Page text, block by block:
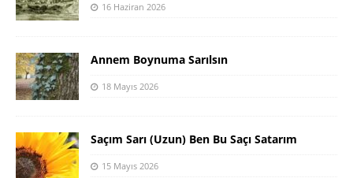
16 Haziran 2026
Annem Boynuma Sarılsın
18 Mayıs 2026
Saçım Sarı (Uzun) Ben Bu Saçı Satarım
15 Mayıs 2026